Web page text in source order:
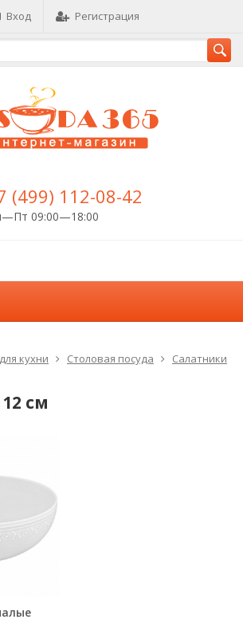
Вход Регистрация
(499) 112-08-42
09:00—18:00
кухни Столовая посуда
Салатники
см